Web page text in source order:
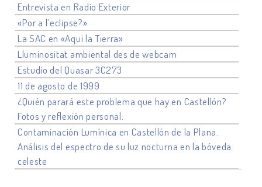
Entrevista en Radio Exterior
«Por a l’eclipse?»
La SAC en «Aquí la Tierra»
Lluminositat ambiental des de webcam
Estudio del Quasar 3C273
11 de agosto de 1999
¿Quién parará este problema que hay en Castellón?
Fotos y reflexión personal.
Contaminación Lumínica en Castellón de la Plana.
Análisis del espectro de su luz nocturna en la bóveda
celeste